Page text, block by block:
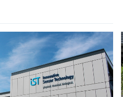
pH计
打造可持
学习平台上
升技能。
会、峰会或
择。
生涯
工作机